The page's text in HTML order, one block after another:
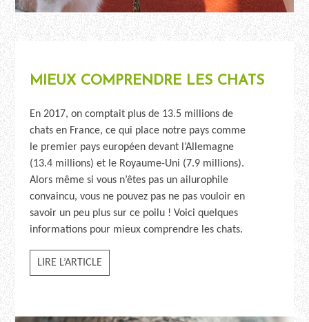
MIEUX COMPRENDRE LES CHATS
En 2017, on comptait plus de 13.5 millions de
chats en France, ce qui place notre pays comme
le premier pays européen devant l’Allemagne
(13.4 millions) et le Royaume-Uni (7.9 millions).
Alors même si vous n’êtes pas un ailurophile
convaincu, vous ne pouvez pas ne pas vouloir en
savoir un peu plus sur ce poilu ! Voici quelques
informations pour mieux comprendre les chats.
LIRE L’ARTICLE